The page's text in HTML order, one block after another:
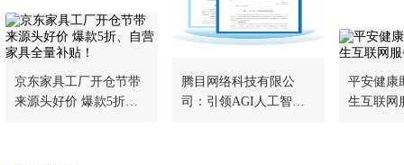
京东家具工厂开仓节带
来源头好价 爆款5折、
腾目网络科技有限公
司：引领AGI人工智能
平安健康
生互联网